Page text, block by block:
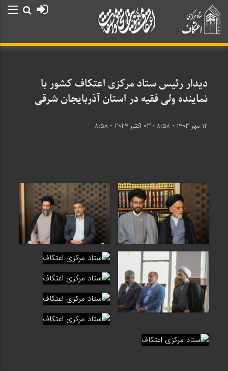
دیدار رئیس ستاد مرکزی اعتکاف کشور با
نماینده ولی فقیه در استان آذربایجان شرقی
۱۲ مهر ۱۴۰۳ - ۸:۵۸ - ۰۳ اکتبر ۲۰۲۴ - ۸:۵۸